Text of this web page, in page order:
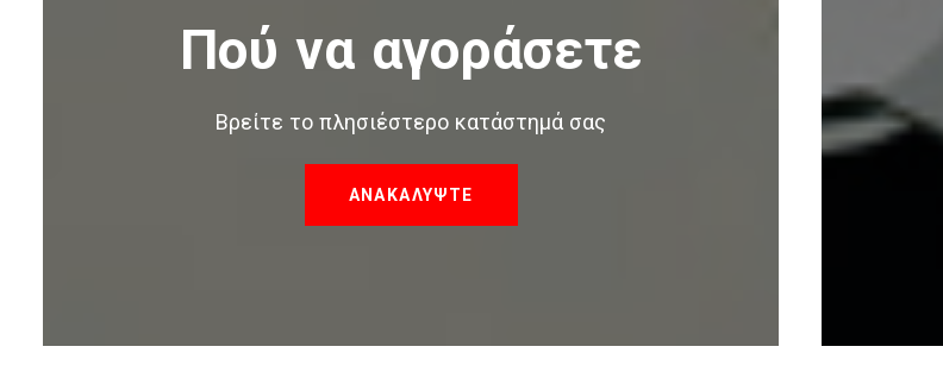
Πού να αγοράσετε
Βρείτε το πλησιέστερο κατάστημά σας
ΑΝΑΚΑΛΥΨΤΕ